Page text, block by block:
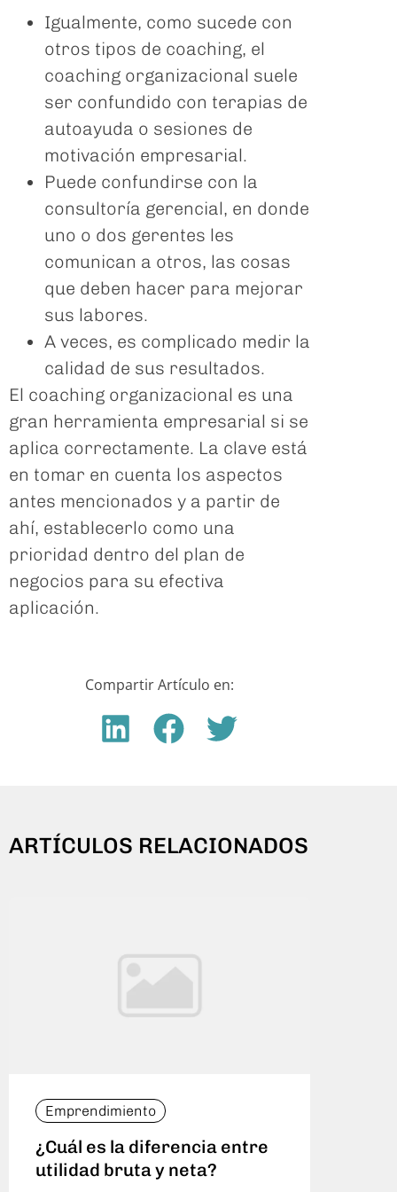
Igualmente, como sucede con
otros tipos de coaching, el
coaching organizacional suele
ser confundido con terapias de
autoayuda o sesiones de
motivación empresarial.
Puede confundirse con la
consultoría gerencial, en donde
uno o dos gerentes les
comunican a otros, las cosas
que deben hacer para mejorar
sus labores.
A veces, es complicado medir la
calidad de sus resultados.
El coaching organizacional es una
gran herramienta empresarial si se
aplica correctamente. La clave está
en tomar en cuenta los aspectos
antes mencionados y a partir de
ahí, establecerlo como una
prioridad dentro del plan de
negocios para su efectiva
aplicación.
Compartir Artículo en:
ARTÍCULOS RELACIONADOS
Emprendimiento
¿Cuál es la diferencia entre
utilidad bruta y neta?